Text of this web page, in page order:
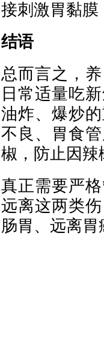
接刺激胃黏
结语
总而言之，
日常适量吃
油炸、爆炒
不良、胃食
椒，防止因
真正需要严
远离这两类
肠胃、远离胃